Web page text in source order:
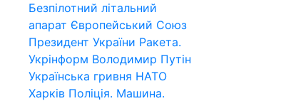
Безпілотний літальний
апарат Європейський Союз
Президент України Ракета.
Укрінформ Володимир Путін
Українська гривня НАТО
Харків Поліція. Машина.